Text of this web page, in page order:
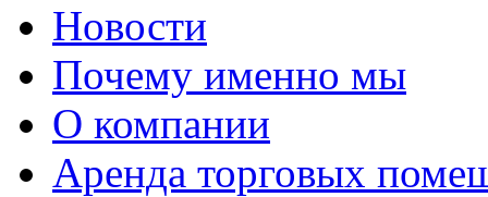
Новости
Почему именно мы
О компании
Аренда торговых